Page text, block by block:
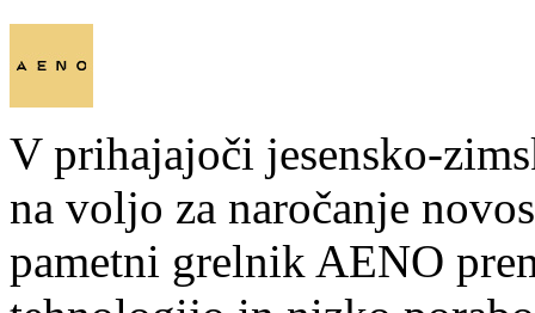
V prihajajoči jesensko-
na voljo za naročanje
pametni grelnik AENO